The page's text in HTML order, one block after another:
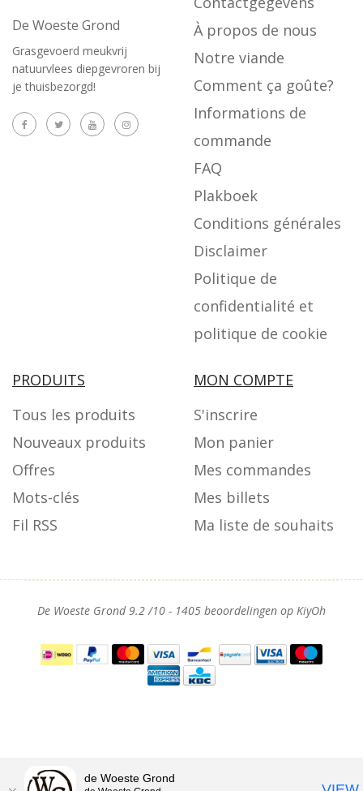
De Woeste Grond
Grasgevoerd meukvrij
natuurvlees diepgevroren bij
je thuisbezorgd!
À propos de nous
Notre viande
Comment ça goûte?
Informations de
commande
FAQ
Plakboek
Conditions générales
Disclaimer
Politique de
confidentialité et
politique de cookie
PRODUITS
Tous les produits
Nouveaux produits
Offres
Mots-clés
Fil RSS
MON COMPTE
S'inscrire
Mon panier
Mes commandes
Mes billets
Ma liste de souhaits
De Woeste Grond9.2/10 - 1405 beoordelingen op KiyOh
de Woeste Grond